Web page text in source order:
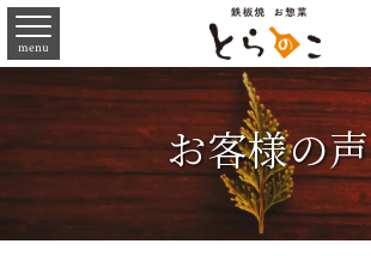
menu
お客様の声